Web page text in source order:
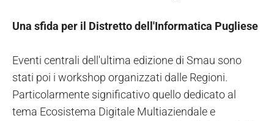
Una sfida per il Distretto dell'Informatica Pugliese
Eventi centrali dell'ultima edizione di Smau sono
stati poi i workshop organizzati dalle Regioni.
Particolarmente significativo quello dedicato al
tema Ecosistema Digitale Multiaziendale e